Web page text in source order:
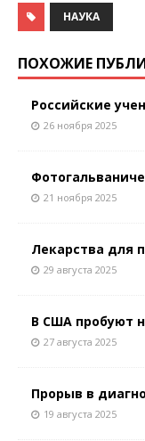
НАУКА
ПОХОЖИЕ
Российские
26 ноября 2025
21 ноября 2025
Лекарства для
29 августа 2025
В США пробуют
27 августа 2025
Прорыв в
19 августа 2025